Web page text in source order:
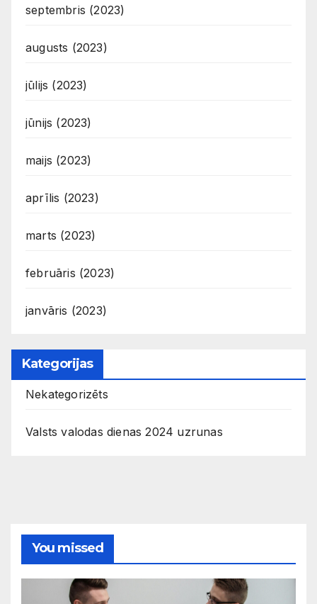
septembris (2023)
augusts (2023)
jūlijs (2023)
jūnijs (2023)
maijs (2023)
aprīlis (2023)
marts (2023)
februāris (2023)
janvāris (2023)
Kategorijas
Nekategorizēts
Valsts valodas dienas 2024 uzrunas
You missed